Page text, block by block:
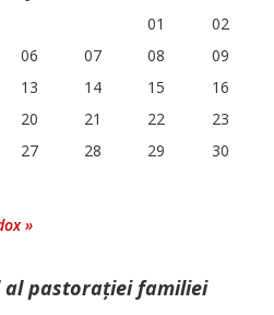
01
02
06 07 08
09
13 14 15
16
20 21 22
23
27 28 29
30
»
al pastorației familiei